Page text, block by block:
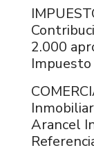
2.000
Arancel